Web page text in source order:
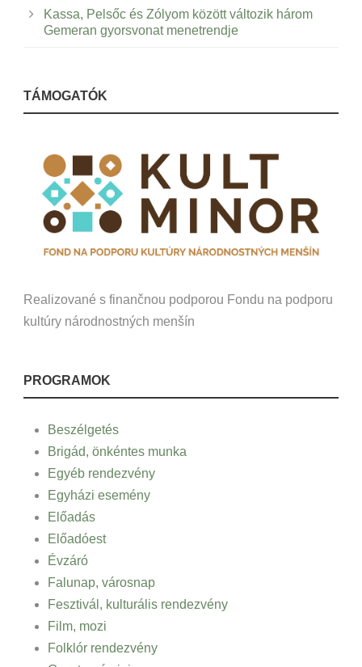
Kassa, Pelsőc és Zólyom között változik három
Gemeran gyorsvonat menetrendje
TÁMOGATÓK
Realizované s finančnou podporou Fondu na podporu
kultúry národnostných menšín
PROGRAMOK
Beszélgetés
Brigád, önkéntes munka
Egyéb rendezvény
Egyházi esemény
Előadás
Előadóest
Évzáró
Falunap, városnap
Fesztivál, kulturális rendezvény
Film, mozi
Folklór rendezvény